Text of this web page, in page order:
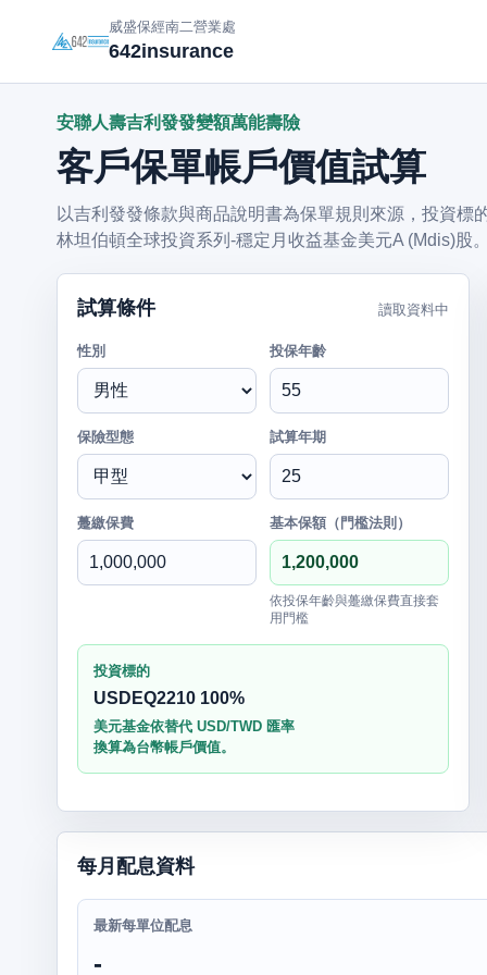
威盛保經南二營業處
642insurance
安聯人壽吉利發發變額萬能壽險
客戶保單帳戶價值試算
以吉利發發條款與商品說明書為保單規則來源，投資標
林坦伯頓全球投資系列-穩定月收益基金美元A (Mdis)股
試算條件 讀取資料中
性別 投保年齡
保險型態 試算年期
躉繳保費 基本保額（門檻法則）
依投保年齡與躉繳保費直接套
用門檻
投資標的
USDEQ2210 100%
美元基金依替代 USD/TWD 匯率
換算為台幣帳戶價值。
每月配息資料
最新每單位配息
-